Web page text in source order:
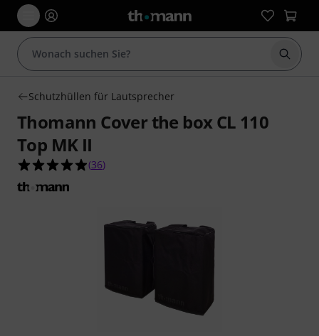
Suche
Schutzhüllen für Lautsprecher
Thomann Cover the box CL 110
Top MK II
4.9 von 5 Sternen aus 36 Kundenbewertungen
(36)